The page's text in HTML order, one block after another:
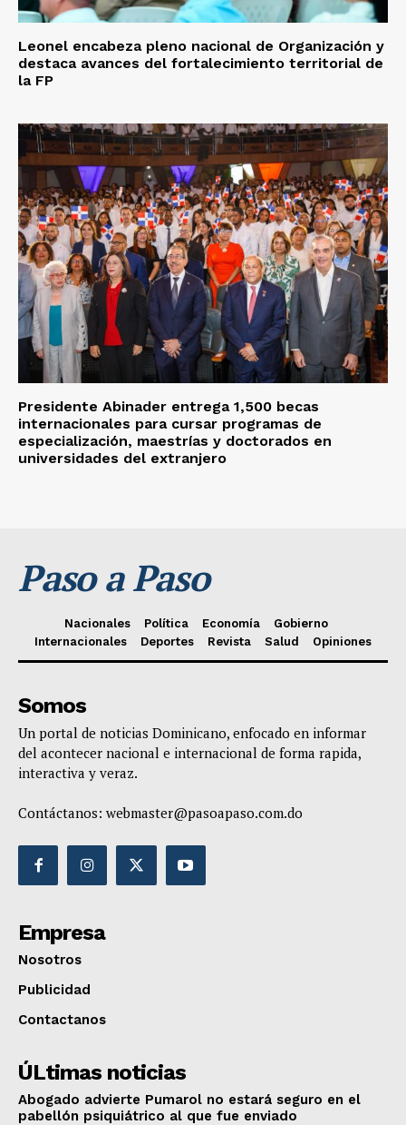
Leonel encabeza pleno nacional de Organización y
destaca avances del fortalecimiento territorial de
la FP
Presidente Abinader entrega 1,500 becas
internacionales para cursar programas de
especialización, maestrías y doctorados en
universidades del extranjero
Paso a Paso
Nacionales Política Economía
Gobierno
Internacionales
Deportes Revista Salud Opiniones
Somos
Un portal de noticias Dominicano, enfocado en informar
del acontecer nacional e internacional de forma rapida,
interactiva y veraz.
Contáctanos: webmaster@pasoapaso.com.do
Empresa
Nosotros
Publicidad
Contactanos
ÚLtimas noticias
Abogado advierte Pumarol no estará seguro en el
pabellón psiquiátrico al que fue enviado